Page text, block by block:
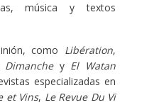
música y textos
como Libération,
y El Watan
especializadas en
et Vins, Le Revue Du Vi